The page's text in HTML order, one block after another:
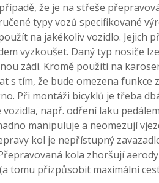
že je na střeše
typy vozů specifikované
na jakékoliv vozidlo. Jejich
vyzkoušet. Daný typ nosiče
zádí. Kromě použití na
s tím, že bude omezena funkce
Při montáži bicyklů je třeba
např. odření laku
manipuluje a neomezují
kol je nepřístupný
kola zhoršují
tomu přizpůsobit maximální